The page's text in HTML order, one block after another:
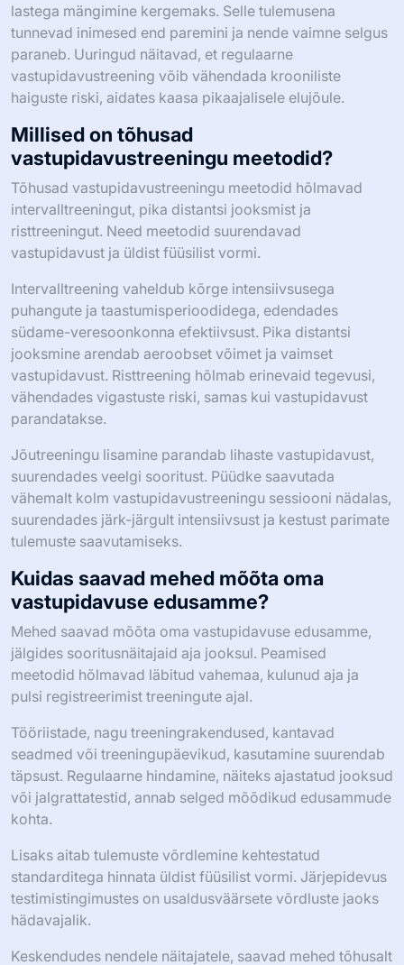
lastega mängimine kergemaks. Selle tulemusena
tunnevad inimesed end paremini ja nende vaimne selgus
paraneb. Uuringud näitavad, et regulaarne
vastupidavustreening võib vähendada krooniliste
haiguste riski, aidates kaasa pikaajalisele elujõule.
Millised on tõhusad
vastupidavustreeningu meetodid?
Tõhusad vastupidavustreeningu meetodid hõlmavad
intervalltreeningut, pika distantsi jooksmist ja
risttreeningut. Need meetodid suurendavad
vastupidavust ja üldist füüsilist vormi.
Intervalltreening vaheldub kõrge intensiivsusega
puhangute ja taastumisperioodidega, edendades
südame-veresoonkonna efektiivsust. Pika distantsi
jooksmine arendab aeroobset võimet ja vaimset
vastupidavust. Risttreening hõlmab erinevaid tegevusi,
vähendades vigastuste riski, samas kui vastupidavust
parandatakse.
Jõutreeningu lisamine parandab lihaste vastupidavust,
suurendades veelgi sooritust. Püüdke saavutada
vähemalt kolm vastupidavustreeningu sessiooni nädalas,
suurendades järk-järgult intensiivsust ja kestust parimate
tulemuste saavutamiseks.
Kuidas saavad mehed mõõta oma
vastupidavuse edusamme?
Mehed saavad mõõta oma vastupidavuse edusamme,
jälgides sooritusnäitajaid aja jooksul. Peamised
meetodid hõlmavad läbitud vahemaa, kulunud aja ja
pulsi registreerimist treeningute ajal.
Tööriistade, nagu treeningrakendused, kantavad
seadmed või treeningupäevikud, kasutamine suurendab
täpsust. Regulaarne hindamine, näiteks ajastatud jooksud
või jalgrattatestid, annab selged mõõdikud edusammude
kohta.
Lisaks aitab tulemuste võrdlemine kehtestatud
standarditega hinnata üldist füüsilist vormi. Järjepidevus
testimistingimustes on usaldusväärsete võrdluste jaoks
hädavajalik.
Keskendudes nendele näitajatele, saavad mehed tõhusalt